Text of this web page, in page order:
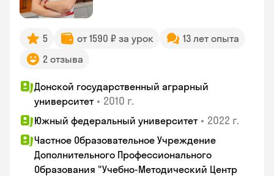
5 от 1590 ₽ за урок
13 лет опыта
2 отзыва
Донской государственный аграрный
университет • 2010 г.
Южный федеральный университет • 2022 г.
Частное Образовательное Учреждение
Дополнительного Профессионального
Образования "Учебно-Методический Центр